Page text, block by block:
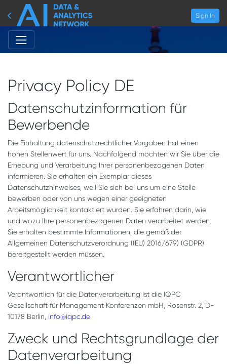
Sign In
Privacy Policy DE
Datenschutzinformation für
Bewerbende
Die Einhaltung datenschutzrechtlicher Vorgaben hat einen
hohen Stellenwert für uns. Nachfolgend möchten wir Sie über die
Erhebung und Verarbeitung Ihrer personenbezogenen Daten
informieren. Sie erhalten ein Exemplar dieses
Datenschutzhinweises, weil Sie sich bei uns um eine Stelle
bewerben oder von uns wegen einer geeigneten
Arbeitsmöglichkeit kontaktiert wurden. Sie erfahren darin, wie
und wozu Ihre personenbezogenen Daten verarbeitet werden.
Sie erhalten bestimmte Informationen, die gemäß der
Allgemeinen Datenschutzverordnung ((EU) 2016/679) (GDPR)
bereitgestellt werden müssen.
Verantwortlicher
Verantwortlich für die Datenverarbeitung Ist die IQPC
Gesellschaft für Management Konferenzen mbH, Rosenstr. 2, D-
10178 Berlin, info@iqpc.de
Zweck und Rechtsgrundlage der
Datenverarbeitung